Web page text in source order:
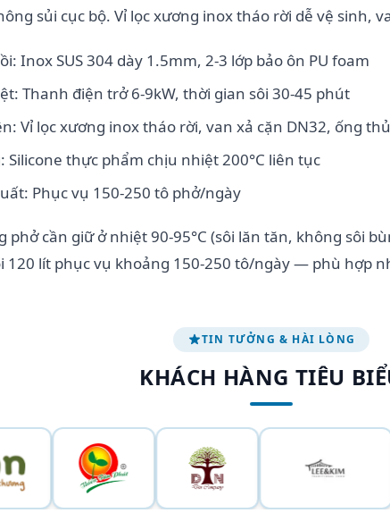
sủi cục bộ. Vỉ lọc xương inox tháo rời dễ vệ sinh,
Inox SUS 304 dày 1.5mm, 2-3 lớp bảo ôn PU foam
Thanh điện trở 6-9kW, thời gian sôi 30-45 phút
Vỉ lọc xương inox tháo rời, van xả cặn DN32, ống
Silicone thực phẩm chịu nhiệt 200°C liên tục
Phục vụ 150-250 tô phở/ngày
phở cần giữ ở nhiệt 90-95°C (sôi lăn tăn, không sôi
120 lít phục vụ khoảng 150-250 tô/ngày — phù hợp
TIN TƯỞNG & HÀI LÒNG
KHÁCH HÀNG TIÊU